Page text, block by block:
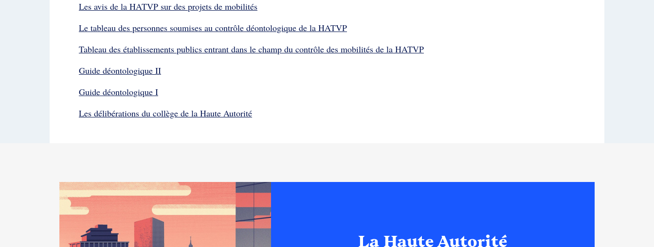
Les avis de la HATVP sur des projets de mobilités
Le tableau des personnes soumises au contrôle déontologique de la HATVP
Tableau des établissements publics entrant dans le champ du contrôle des mobilités de la HATVP
Guide déontologique II
Guide déontologique I
Les délibérations du collège de la Haute Autorité
La Haute Autorité